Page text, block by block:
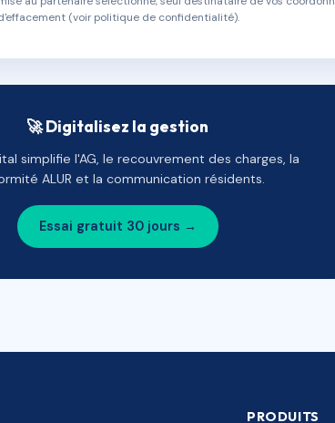
(voir politique de confidentialité).
🚀 Digitalisez la gestion
simplifie l'AG, le recouvrement des charges, la
ALUR et la communication résidents.
Essai gratuit 30 jours →
PRODUITS